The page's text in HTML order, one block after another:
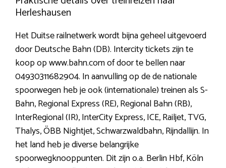
Herleshausen
Het Duitse railnetwerk wordt bijna geheel uitgevoerd
door Deutsche Bahn (DB). Intercity tickets zijn te
koop op www.bahn.com of door te bellen naar
04930311682904. In aanvulling op de de nationale
spoorwegen heb je ook (internationale) treinen als S-
Bahn, Regional Express (RE), Regional Bahn (RB),
InterRegional (IR), InterCity Express, ICE, Railjet, TVG,
Thalys, ÖBB Nightjet, Schwarzwaldbahn, Rijndallijn. In
het land heb je diverse belangrijke
spoorwegknooppunten. Dit zijn o.a. Berlin Hbf, Köln